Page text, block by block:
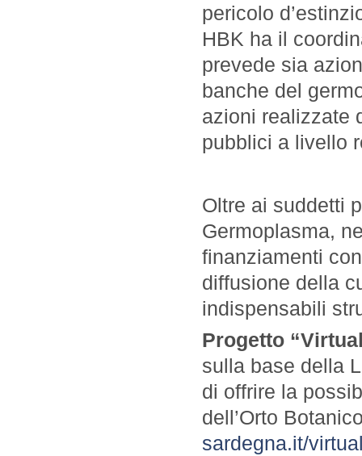
pericolo
HBK ha il
prevede sia
banche del
azioni realizzate
pubblici a livello
Oltre ai suddetti
Germoplasma,
finanziamenti
diffusione della
indispensabili
Progetto
sulla base della
di offrire la
dell’Orto
sardegna.it/